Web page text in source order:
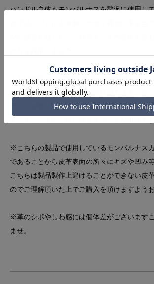
ハンドル自体もモンパルナスを贅沢に使用し
またLIBEROにはZIP式のポーチが付属してい
細々したアイテムをまとめて収納できるこち
ラップが取り付けられているため、本体のハ
※こちらの製品で使用しているモンパルナス
であることから皮革表面の所々にキズや凹み
こちらは製品製作上避けることができない皮
のでご理解頂いた上でご購入を頂けますよう
※革のシボやしわ感には個体差がございます
ませ。